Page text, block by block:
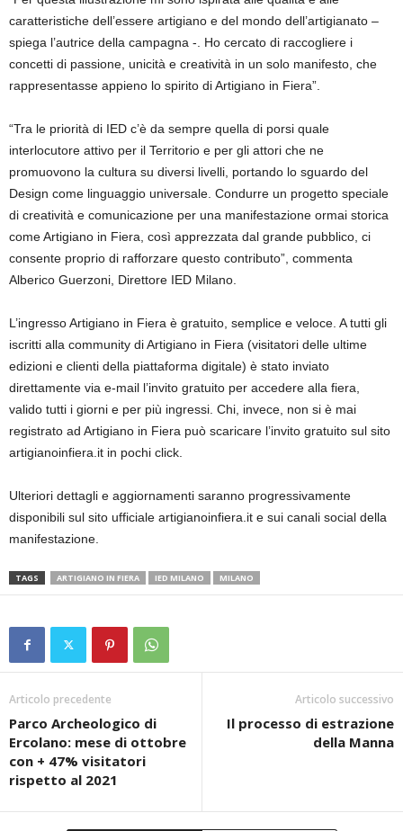
caratteristiche dell’essere artigiano e del mondo dell’artigianato –
spiega l’autrice della campagna -. Ho cercato di raccogliere i
concetti di passione, unicità e creatività in un solo manifesto, che
rappresentasse appieno lo spirito di Artigiano in Fiera”.
“Tra le priorità di IED c’è da sempre quella di porsi quale
interlocutore attivo per il Territorio e per gli attori che ne
promuovono la cultura su diversi livelli, portando lo sguardo del
Design come linguaggio universale. Condurre un progetto speciale
di creatività e comunicazione per una manifestazione ormai storica
come Artigiano in Fiera, così apprezzata dal grande pubblico, ci
consente proprio di rafforzare questo contributo”, commenta
Alberico Guerzoni, Direttore IED Milano.
L’ingresso Artigiano in Fiera è gratuito, semplice e veloce. A tutti gli
iscritti alla community di Artigiano in Fiera (visitatori delle ultime
edizioni e clienti della piattaforma digitale) è stato inviato
direttamente via e-mail l’invito gratuito per accedere alla fiera,
valido tutti i giorni e per più ingressi. Chi, invece, non si è mai
registrato ad Artigiano in Fiera può scaricare l’invito gratuito sul sito
artigianoinfiera.it in pochi click.
Ulteriori dettagli e aggiornamenti saranno progressivamente
disponibili sul sito ufficiale artigianoinfiera.it e sui canali social della
manifestazione.
TAGS ARTIGIANO IN FIERA IED MILANO MILANO
Articolo precedente
Parco Archeologico di
Ercolano: mese di ottobre
con + 47% visitatori
rispetto al 2021
Articolo successivo
Il processo di estrazione
della Manna